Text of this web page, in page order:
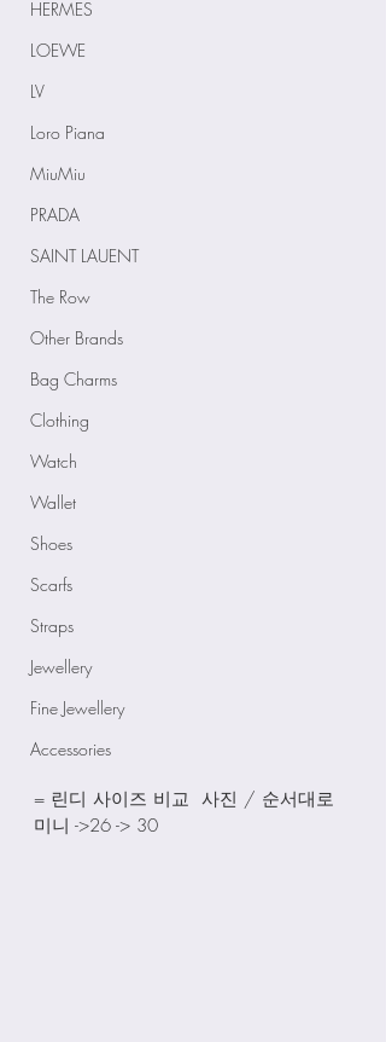
HERMES
LOEWE
LV
Loro Piana
MiuMiu
PRADA
SAINT LAUENT
The Row
Other Brands
Bag Charms
Clothing
Watch
Wallet
Shoes
Scarfs
Straps
Jewellery
Fine Jewellery
Accessories
= 린디 사이즈 비교  사진 / 순서대로
미니 ->26 -> 30